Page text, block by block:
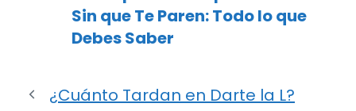
Sin que Te Paren: Todo lo que
Debes Saber
¿Cuánto Tardan en Darte la L?